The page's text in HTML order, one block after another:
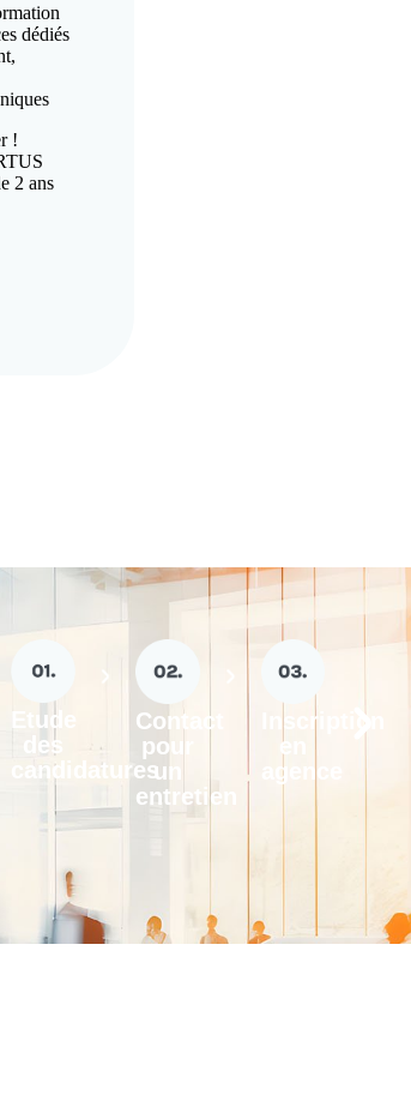
dédiés
!
2 ans
Etude
des
candidatures
Contact
pour
un
entretien
Inscription
en
agence